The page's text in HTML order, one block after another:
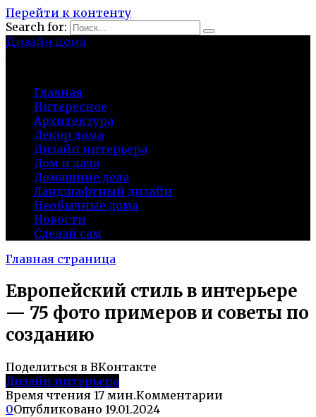
Перейти к контенту
Search for:
Дизайн дома
Главная
Интересное
Архитектура
Декор дома
Дизайн интерьера
Дом и дача
Домашние дела
Ландшафтный дизайн
Необычные дома
Новости
Сделай сам
Главная страница
Европейский стиль в интерьере
— 75 фото примеров и советы по
созданию
Поделиться в ВКонтакте
Дизайн интерьера
Время чтения 17 мин.Комментарии
0Опубликовано 19.01.2024